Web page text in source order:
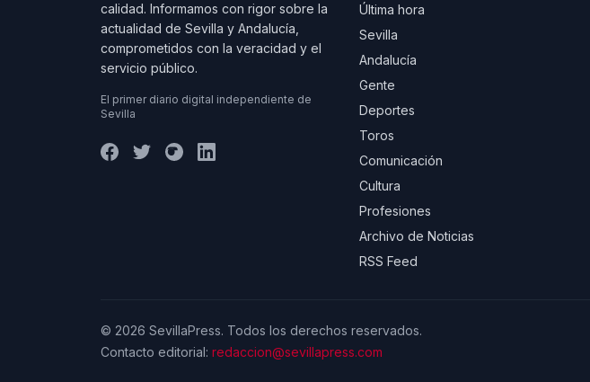
calidad. Informamos con rigor sobre la
actualidad de Sevilla y Andalucía,
comprometidos con la veracidad y el
servicio público.
El primer diario digital independiente de
Sevilla
Última hora
Sevilla
Andalucía
Gente
Deportes
Toros
Comunicación
Cultura
Profesiones
Archivo de Noticias
RSS Feed
© 2026 SevillaPress. Todos los derechos reservados.
Contacto editorial: redaccion@sevillapress.com